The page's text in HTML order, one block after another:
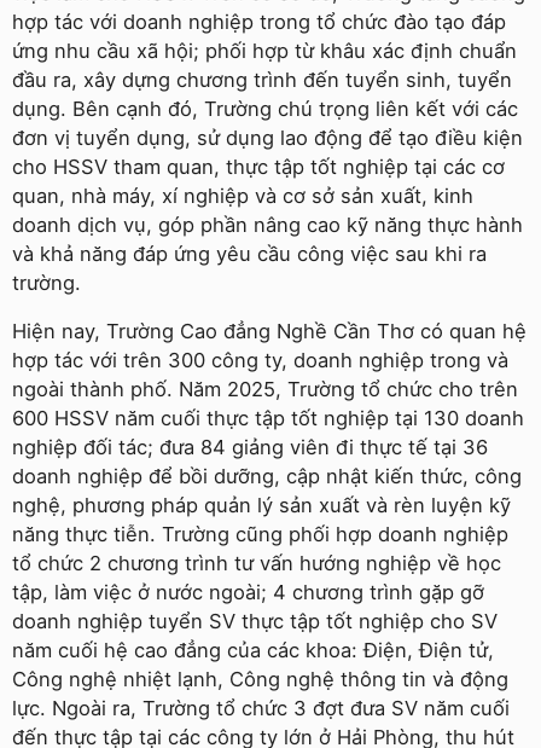
hợp tác với doanh nghiệp trong tổ chức đào tạo đáp
ứng nhu cầu xã hội; phối hợp từ khâu xác định chuẩn
đầu ra, xây dựng chương trình đến tuyển sinh, tuyển
dụng. Bên cạnh đó, Trường chú trọng liên kết với các
đơn vị tuyển dụng, sử dụng lao động để tạo điều kiện
cho HSSV tham quan, thực tập tốt nghiệp tại các cơ
quan, nhà máy, xí nghiệp và cơ sở sản xuất, kinh
doanh dịch vụ, góp phần nâng cao kỹ năng thực hành
và khả năng đáp ứng yêu cầu công việc sau khi ra
trường.
Hiện nay, Trường Cao đẳng Nghề Cần Thơ có quan hệ
hợp tác với trên 300 công ty, doanh nghiệp trong và
ngoài thành phố. Năm 2025, Trường tổ chức cho trên
600 HSSV năm cuối thực tập tốt nghiệp tại 130 doanh
nghiệp đối tác; đưa 84 giảng viên đi thực tế tại 36
doanh nghiệp để bồi dưỡng, cập nhật kiến thức, công
nghệ, phương pháp quản lý sản xuất và rèn luyện kỹ
năng thực tiễn. Trường cũng phối hợp doanh nghiệp
tổ chức 2 chương trình tư vấn hướng nghiệp về học
tập, làm việc ở nước ngoài; 4 chương trình gặp gỡ
doanh nghiệp tuyển SV thực tập tốt nghiệp cho SV
năm cuối hệ cao đẳng của các khoa: Điện, Điện tử,
Công nghệ nhiệt lạnh, Công nghệ thông tin và động
lực. Ngoài ra, Trường tổ chức 3 đợt đưa SV năm cuối
đến thực tập tại các công ty lớn ở Hải Phòng, thu hút